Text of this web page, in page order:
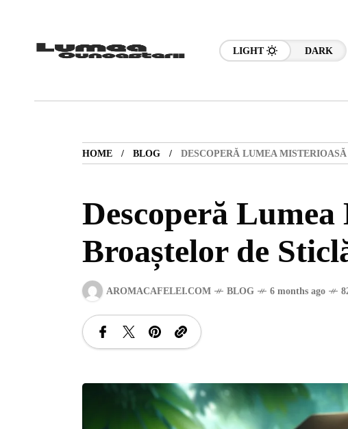
LIGHT DARK
HOME BLOG DESCOPERĂ LUMEA
Descoperă
Broaștelor de
AROMACAFELEI.COM BLOG 6 months ago